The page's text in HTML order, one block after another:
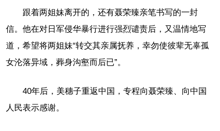
跟着两姐妹离开的，还有聂荣臻亲笔书写的一封
信。他在对日军侵华暴行进行强烈谴责后，又温情地写
道，希望将两姐妹“转交其亲属抚养，幸勿使彼辈无辜孤
女沦落异域，葬身沟壑而后已”。
40年后，美穗子重返中国，专程向聂荣臻、向中国
人民表示感谢。